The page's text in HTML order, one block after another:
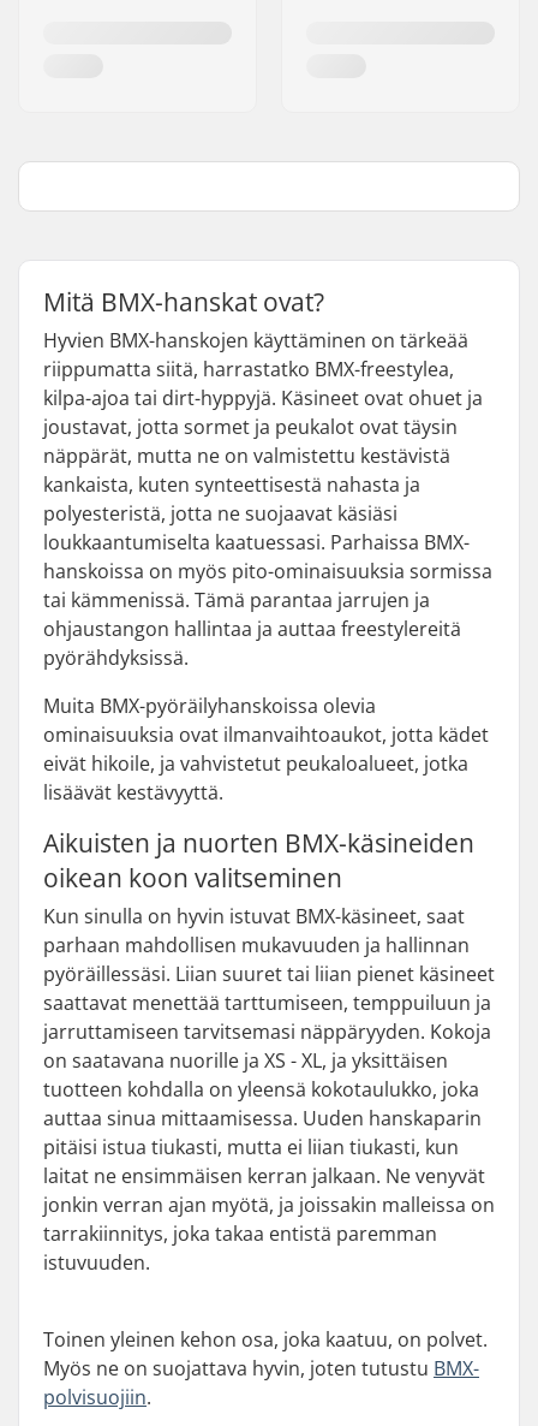
Mitä BMX-hanskat ovat?
Hyvien BMX-hanskojen käyttäminen on tärkeää
riippumatta siitä, harrastatko BMX-freestylea,
kilpa-ajoa tai dirt-hyppyjä. Käsineet ovat ohuet ja
joustavat, jotta sormet ja peukalot ovat täysin
näppärät, mutta ne on valmistettu kestävistä
kankaista, kuten synteettisestä nahasta ja
polyesteristä, jotta ne suojaavat käsiäsi
loukkaantumiselta kaatuessasi. Parhaissa BMX-
hanskoissa on myös pito-ominaisuuksia sormissa
tai kämmenissä. Tämä parantaa jarrujen ja
ohjaustangon hallintaa ja auttaa freestylereitä
pyörähdyksissä.
Muita BMX-pyöräilyhanskoissa olevia
ominaisuuksia ovat ilmanvaihtoaukot, jotta kädet
eivät hikoile, ja vahvistetut peukaloalueet, jotka
lisäävät kestävyyttä.
Aikuisten ja nuorten BMX-käsineiden
oikean koon valitseminen
Kun sinulla on hyvin istuvat BMX-käsineet, saat
parhaan mahdollisen mukavuuden ja hallinnan
pyöräillessäsi. Liian suuret tai liian pienet käsineet
saattavat menettää tarttumiseen, temppuiluun ja
jarruttamiseen tarvitsemasi näppäryyden. Kokoja
on saatavana nuorille ja XS - XL, ja yksittäisen
tuotteen kohdalla on yleensä kokotaulukko, joka
auttaa sinua mittaamisessa. Uuden hanskaparin
pitäisi istua tiukasti, mutta ei liian tiukasti, kun
laitat ne ensimmäisen kerran jalkaan. Ne venyvät
jonkin verran ajan myötä, ja joissakin malleissa on
tarrakiinnitys, joka takaa entistä paremman
istuvuuden.
Toinen yleinen kehon osa, joka kaatuu, on polvet.
Myös ne on suojattava hyvin, joten tutustu BMX-
polvisuojiin.